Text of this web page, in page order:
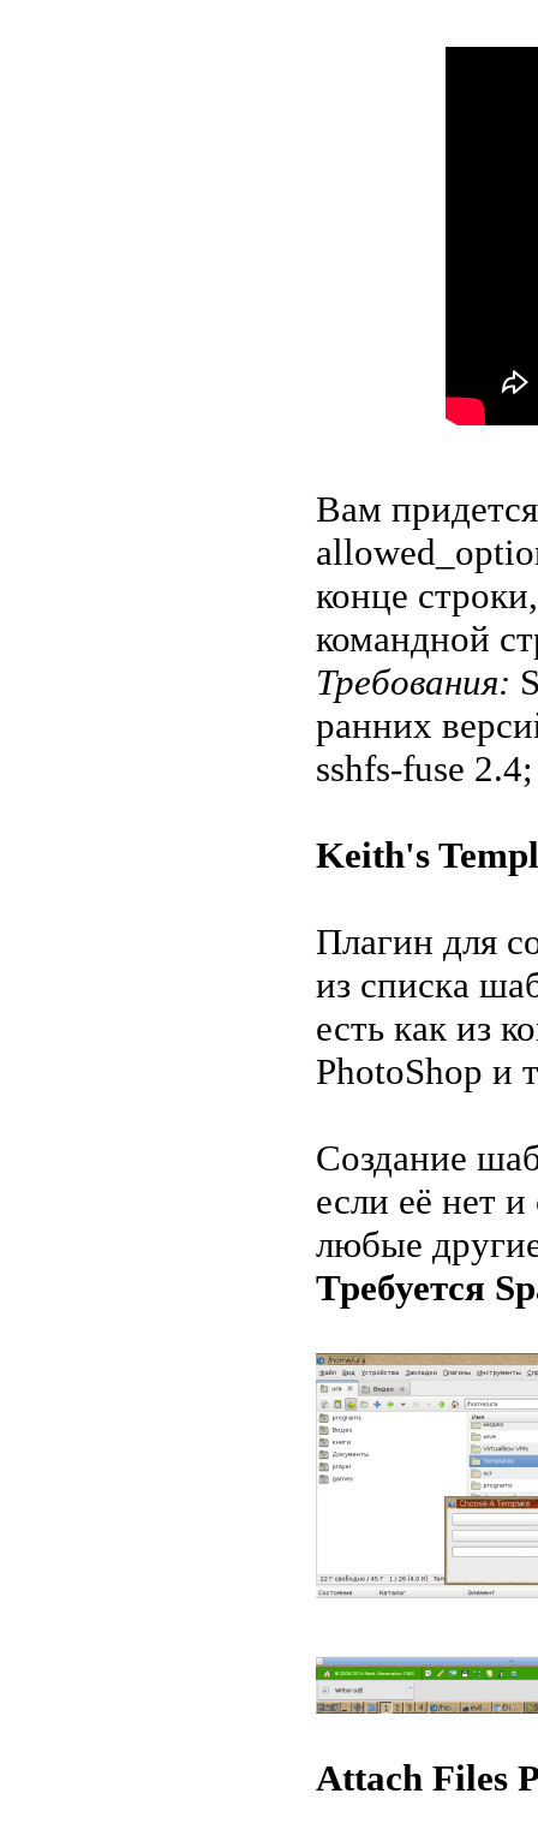
Вам
конце
командной
Требования:
ранних
sshfs-fuse 2.4;
Keith's
Плагин для
из списка
есть как из
PhotoShop и
Создание
если её нет
любые
Требуется
Attach Files